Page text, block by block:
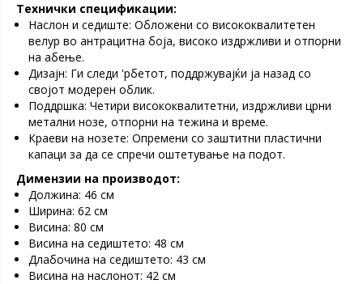
Технички спецификации:
Наслон и седиште: Обложени со висококвалитетен
велур во антрацитна боја, високо издржливи и отпорни
на абење.
Дизајн: Ги следи 'рбетот, поддржувајќи ја назад со
својот модерен облик.
Поддршка: Четири висококвалитетни, издржливи црни
метални нозе, отпорни на тежина и време.
Краеви на нозете: Опремени со заштитни пластични
капаци за да се спречи оштетување на подот.
Димензии на производот:
Должина: 46 см
Ширина: 62 см
Висина: 80 см
Висина на седиштето: 48 см
Длабочина на седиштето: 43 см
Висина на наслонот: 42 см